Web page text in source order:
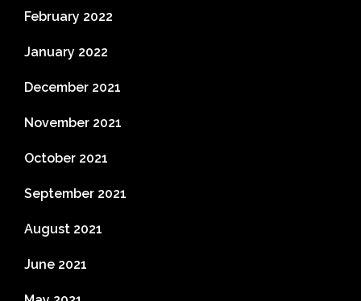
February 2022
January 2022
December 2021
November 2021
October 2021
September 2021
August 2021
June 2021